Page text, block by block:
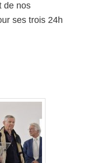
de nos
ses trois 24h